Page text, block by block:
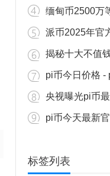
缅甸币2500万
pi币今日价格 -
标签列表